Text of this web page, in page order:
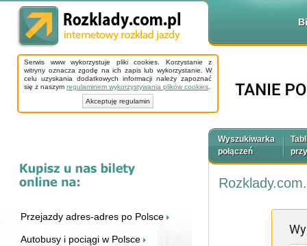
Serwis www wykorzystuje pliki cookies. Korzystanie z
witryny oznacza zgodę na ich zapis lub wykorzystanie. W
celu uzyskania dodatkowych informacji należy zapoznać
się z naszym regulaminem wykorzystywania plików cookies
Akceptuję regulamin
Przejazdy adres-adres po Polsce
Autobusy i pociągi w Polsce
Wyszukiwarka
połączeń